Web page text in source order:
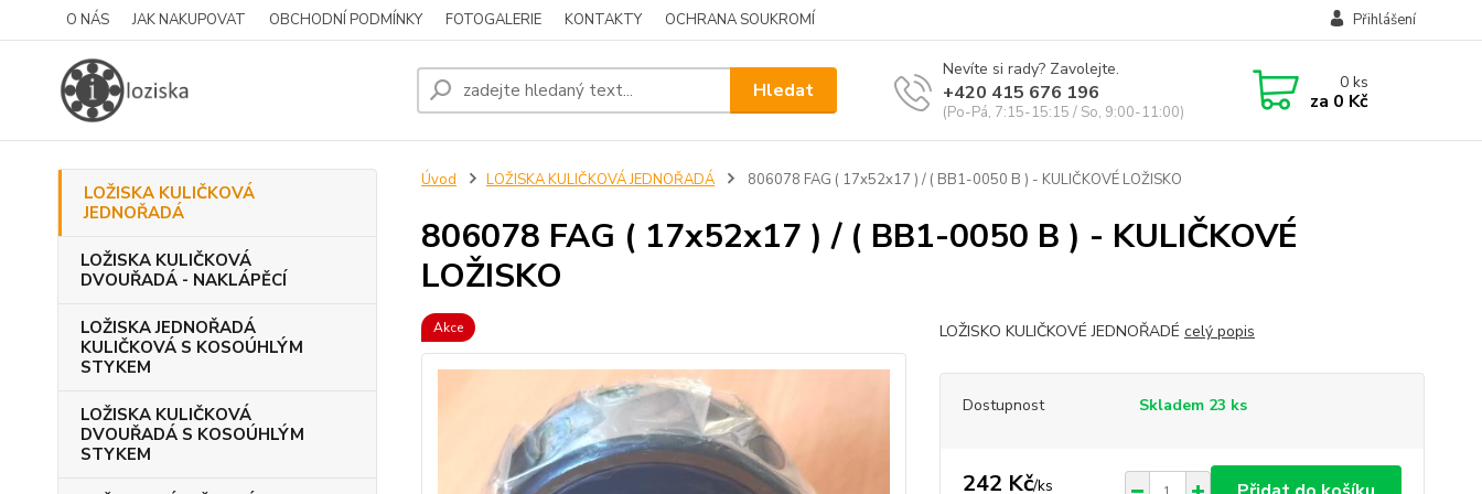
O NÁS JAK NAKUPOVAT OBCHODNÍ PODMÍNKY FOTOGALERIE KONTAKTY OCHRANA SOUKROMÍ Přihlášení
Hledat
Nevíte si rady? Zavolejte.
+420 415 676 196
(Po-Pá, 7:15-15:15 / So, 9:00-11:00)
0ks
za 0 Kč
LOŽISKA KULIČKOVÁ
JEDNOŘADÁ
LOŽISKA KULIČKOVÁ
DVOUŘADÁ - NAKLÁPĚCÍ
LOŽISKA JEDNOŘADÁ
KULIČKOVÁ S KOSOÚHLÝM
STYKEM
LOŽISKA KULIČKOVÁ
DVOUŘADÁ S KOSOÚHLÝM
STYKEM
Úvod LOŽISKA KULIČKOVÁ JEDNOŘADÁ 806078 FAG ( 17x52x17 ) / ( BB1-0050 B ) - KULIČKOVÉ LOŽISKO
806078 FAG ( 17x52x17 ) / ( BB1-0050 B ) - KULIČKOVÉ
LOŽISKO
Akce LOŽISKO KULIČKOVÉ JEDNOŘADÉ celý popis
Dostupnost Skladem 23 ks
242 Kč/ks